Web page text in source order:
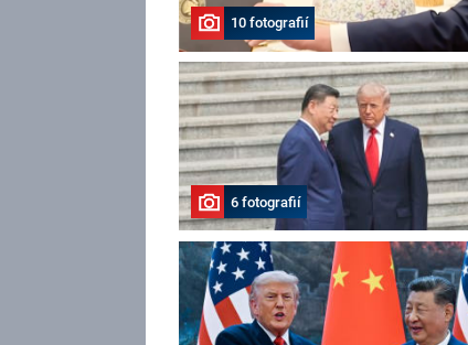
10 fotografií
6 fotografií